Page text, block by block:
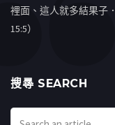
裡面、這人就多結果子
15:5）
搜㝷 SEARCH